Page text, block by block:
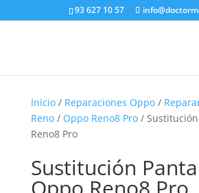
93 627 10 57
Inicio/ Reparaciones Oppo/
Reno/ Oppo Reno8 Pro/
Reno8 Pro
Sustitución